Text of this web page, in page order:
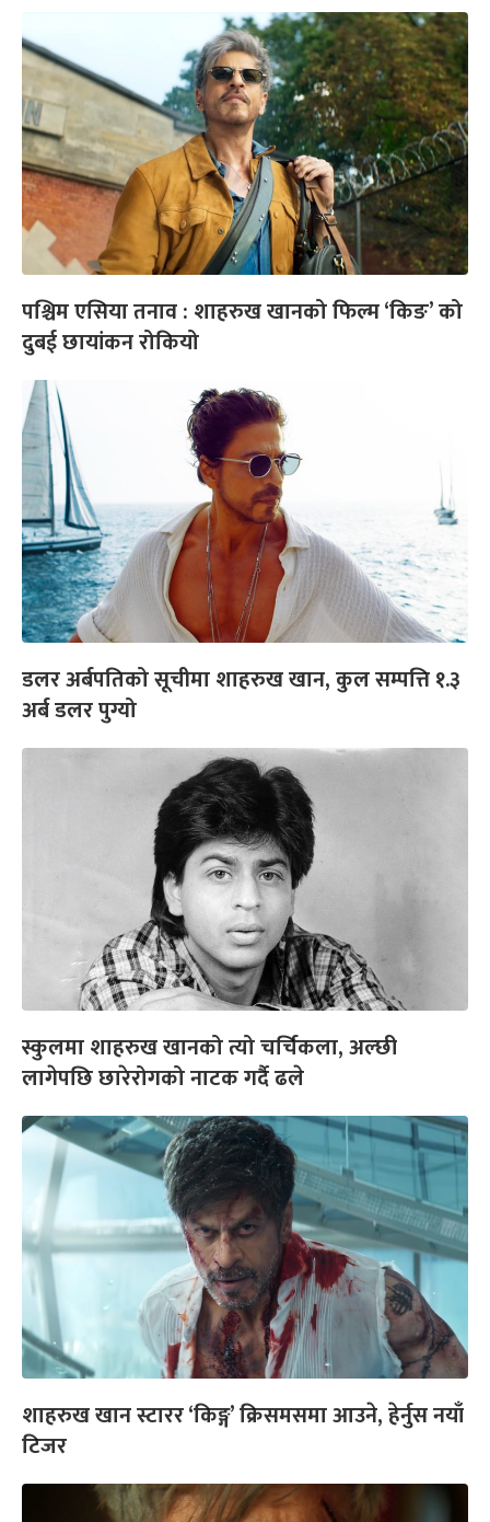
पश्चिम एसिया तनाव : शाहरुख खानको फिल्म ‘किङ’ को
दुबई छायांकन रोकियो
डलर अर्बपतिको सूचीमा शाहरुख खान, कुल सम्पत्ति १.३
अर्ब डलर पुग्यो
स्कुलमा शाहरुख खानको त्यो चर्चिकला, अल्छी
लागेपछि छारेरोगको नाटक गर्दै ढले
शाहरुख खान स्टारर ‘किङ्ग’ क्रिसमसमा आउने, हेर्नुस नयाँ
टिजर